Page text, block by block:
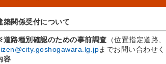
築関係受付について
路種別確認のための事前調査 （位置指定道路
までお問い合わせく
容